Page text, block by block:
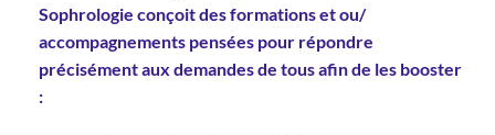
Sophrologie conçoit des formations et ou/
accompagnements pensées pour répondre
précisément aux demandes de tous afin de les booster
: